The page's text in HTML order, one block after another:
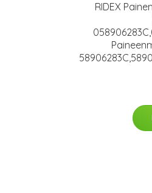
RIDEX